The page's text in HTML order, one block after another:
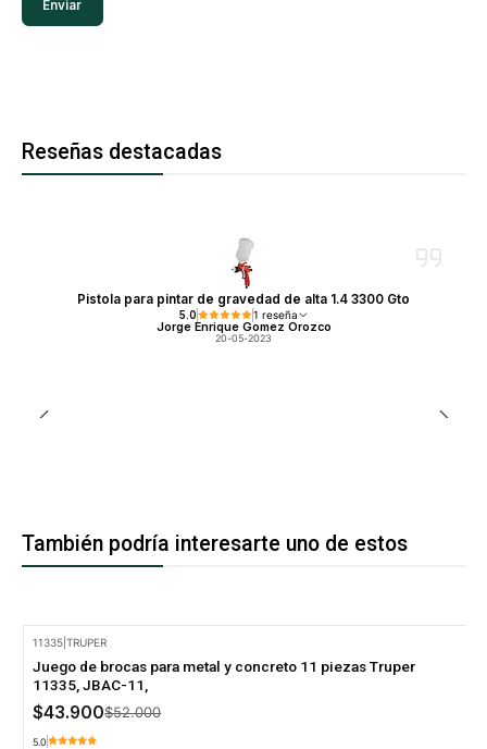
Reseñas destacadas
Pistola para pintar de gravedad de alta 1.4 3300 Gto
5.0 1 reseña
Jorge Enrique Gomez Orozco
20-05-2023
También podría interesarte uno de estos
11335 |TRUPER
Juego de brocas para metal y concreto 11 piezas Truper
11335, JBAC-11,
$43.900$52.000
5.0